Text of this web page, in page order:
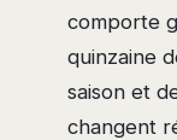
comporte
quinzaine
saison et
changent